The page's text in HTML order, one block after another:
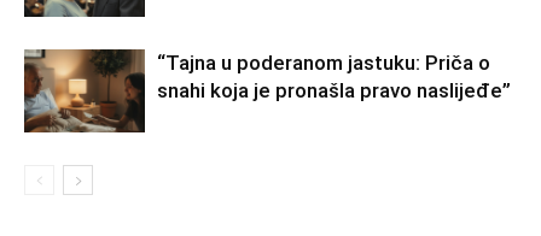
“Tajna u poderanom jastuku: Priča o
snahi koja je pronašla pravo naslijeđe”